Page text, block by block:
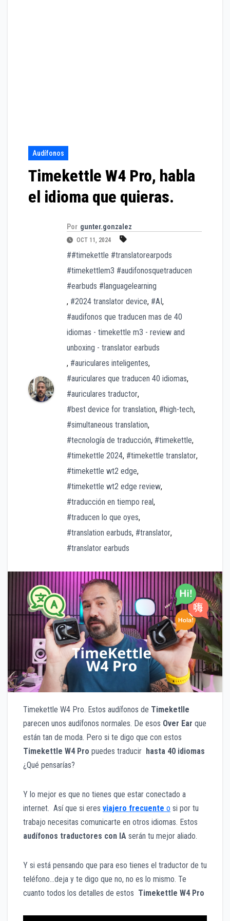
Audífonos
Timekettle W4 Pro, habla
el idioma que quieras.
Por gunter.gonzalez
OCT 11, 2024
##timekettle #translatorearpods
#timekettlem3 #audifonosquetraducen
#earbuds #languagelearning
, #2024 translator device, #AI,
#audifonos que traducen mas de 40
idiomas - timekettle m3 - review and
unboxing - translator earbuds
, #auriculares inteligentes,
#auriculares que traducen 40 idiomas,
#auriculares traductor,
#best device for translation, #high-tech,
#simultaneous translation,
#tecnología de traducción, #timekettle,
#timekettle 2024, #timekettle translator,
#timekettle wt2 edge,
#timekettle wt2 edge review,
#traducción en tiempo real,
#traducen lo que oyes,
#translation earbuds, #translator,
#translator earbuds
Timekettle W4 Pro. Estos audífonos de Timeketlle
parecen unos audífonos normales. De esos Over Ear que
están tan de moda. Pero si te digo que con estos
Timekettle W4 Pro puedes traducir hasta 40 idiomas
¿Qué pensarías?
Y lo mejor es que no tienes que estar conectado a
internet. Así que si eres viajero frecuente o si por tu
trabajo necesitas comunicarte en otros idiomas. Estos
audífonos traductores con IA serán tu mejor aliado.
Y si está pensando que para eso tienes el traductor de tu
teléfono…deja y te digo que no, no es lo mismo. Te
cuanto todos los detalles de estos Timekettle W4 Pro